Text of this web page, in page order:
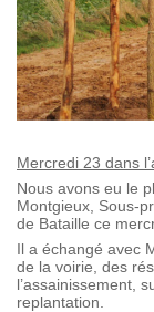
Mercredi 23 dans
Nous avons eu le
Montgieux, Sous-
de Bataille ce
Il a échangé avec
de la voirie, des
l’assainissement,
replantation.